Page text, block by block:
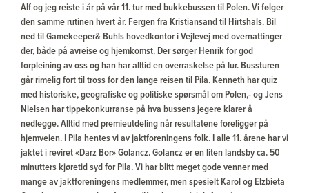
Alf og jeg reiste i år på vår 11. tur med bukkebussen til Polen. Vi følger
den samme rutinen hvert år. Fergen fra Kristiansand til Hirtshals. Bil
ned til Gamekeeper& Buhls hovedkontor i Vejlevej med overnattinger
der, både på avreise og hjemkomst. Der sørger Henrik for god
forpleining av oss og han har alltid en overraskelse på lur. Bussturen
går rimelig fort til tross for den lange reisen til Pila. Kenneth har quiz
med historiske, geografiske og politiske spørsmål om Polen,- og Jens
Nielsen har tippekonkurranse på hva bussens jegere klarer å
nedlegge. Alltid med premieutdeling når resultatene foreligger på
hjemveien. I Pila hentes vi av jaktforeningens folk. I alle 11. årene har vi
jaktet i reviret «Darz Bor» Golancz. Golancz er en liten landsby ca. 50
minutters kjøretid syd for Pila. Vi har blitt meget gode venner med
mange av jaktforeningens medlemmer, men spesielt Karol og Elzbieta